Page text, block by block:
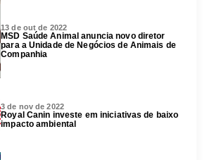
13 de out de 2022
MSD Saúde Animal anuncia novo diretor
para a Unidade de Negócios de Animais de
Companhia
3 de nov de 2022
Royal Canin investe em iniciativas de baixo
impacto ambiental